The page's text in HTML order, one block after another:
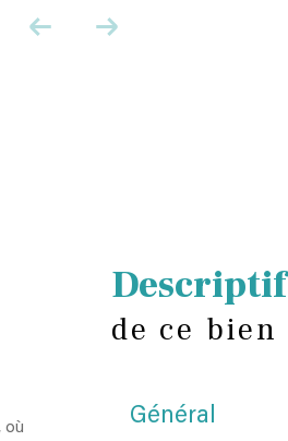
où
descriptif
de ce bien
Général